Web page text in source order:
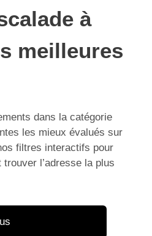
à
meilleures
dans la catégorie
les mieux évalués sur
filtres interactifs pour
l’adresse la plus